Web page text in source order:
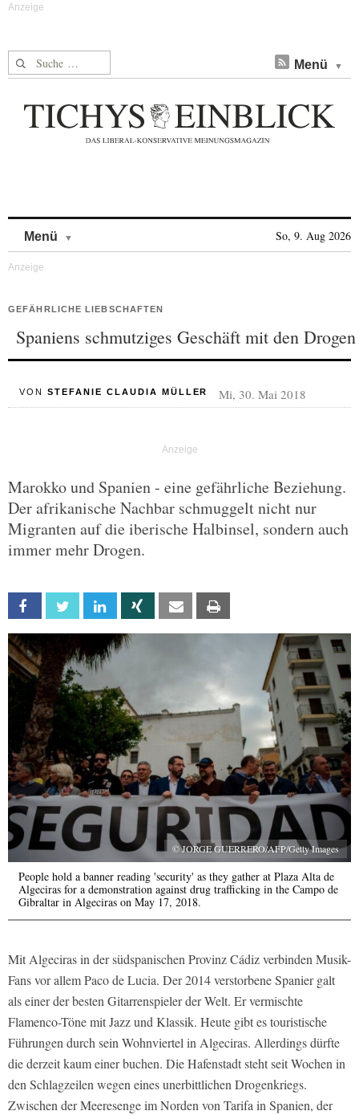
Suche nach: Menü
Menü So, 9. Aug 2026
GEFÄHRLICHE LIEBSCHAFTEN
Spaniens schmutziges Geschäft mit den Drogen
VON STEFANIE CLAUDIA MÜLLER Mi, 30. Mai 2018
Marokko und Spanien - eine gefährliche Beziehung.
Der afrikanische Nachbar schmuggelt nicht nur
Migranten auf die iberische Halbinsel, sondern auch
immer mehr Drogen.
Facebook Twitter Linkedin Xing Email
© JORGE GUERRERO/AFP/Getty Images
People hold a banner reading 'security' as they gather at Plaza Alta de
Algeciras for a demonstration against drug trafficking in the Campo de
Gibraltar in Algeciras on May 17, 2018.
Mit Algeciras in der südspanischen Provinz Cádiz verbinden Musik-
Fans vor allem Paco de Lucia. Der 2014 verstorbene Spanier galt
als einer der besten Gitarrenspieler der Welt. Er vermischte
Flamenco-Töne mit Jazz und Klassik. Heute gibt es touristische
Führungen durch sein Wohnviertel in Algeciras. Allerdings dürfte
die derzeit kaum einer buchen. Die Hafenstadt steht seit Wochen in
den Schlagzeilen wegen eines unerbittlichen Drogenkriegs.
Zwischen der Meeresenge im Norden von Tarifa in Spanien, der